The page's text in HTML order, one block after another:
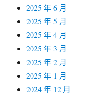
2025 年 6 月
2025 年 5 月
2025 年 4 月
2025 年 3 月
2025 年 2 月
2025 年 1 月
2024 年 12 月